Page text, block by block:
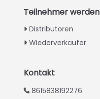
Teilnehmer werden
Distributoren
Wiederverkäufer
Kontakt
8615838192276